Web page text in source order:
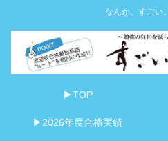
なんか、すごい
▶TOP
▶2026年度合格実績